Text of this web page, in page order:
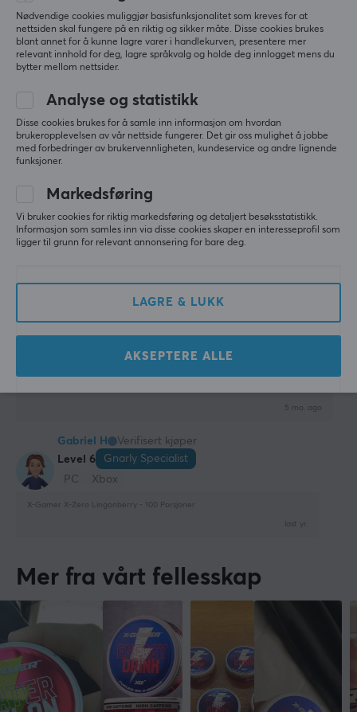
Porsjoner
100 st
Farge
last yr.
3 likes
Level 8
Buffed Warrior
PC
Smaker som søt te
Smaker mer som veldig søt te.
passende søt
smaker ikke som tyttebær lol
Vis originalen
2 yr. ago
Epic Guardian
5 mo. ago
Gabriel H
Verifisert kjøper
Level 6
Gnarly Specialist
PC
Xbox
X-Gamer X-Zero Lingonberry - 100 Porsjoner
last yr.
Mer fra vårt fellesskap
Nødvendige cookies muliggjør basisfunksjonalitet som kreves for at
nettsiden skal fungere på en riktig og sikker måte. Disse cookies brukes
blant annet for å kunne lagre varer i handlekurven, presentere mer
relevant innhold for deg, lagre språkvalg og holde deg innlogget mens du
bytter mellom nettsider.
Analyse og statistikk
Disse cookies brukes for å samle inn informasjon om hvordan
brukeropplevelsen av vår nettside fungerer. Det gir oss mulighet å jobbe
med forbedringer av brukervennligheten, kundeservice og andre lignende
funksjoner.
Markedsføring
Vi bruker cookies for riktig markedsføring og detaljert besøksstatistikk.
Informasjon som samles inn via disse cookies skaper en interesseprofil som
ligger til grunn for relevant annonsering for bare deg.
LAGRE & LUKK
AKSEPTERE ALLE